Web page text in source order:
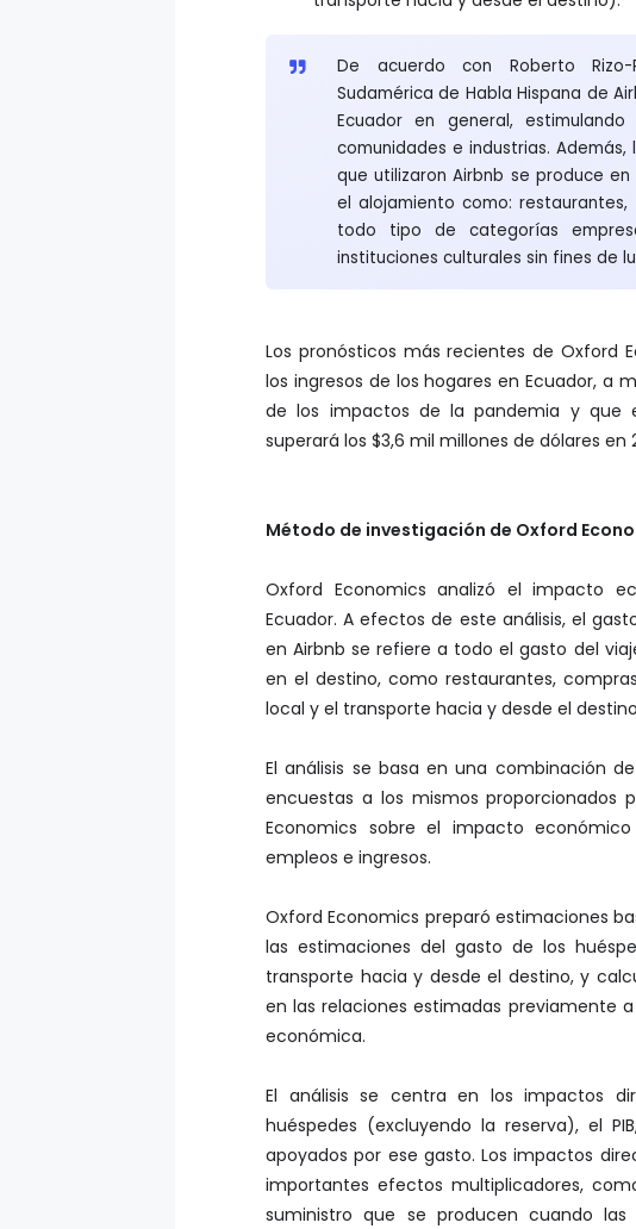
De acuerdo con Roberto
Sudamérica de Habla Hispana de
Ecuador en general,
comunidades e industrias.
que utilizaron Airbnb se produce
el alojamiento como:
todo tipo de categorías
instituciones culturales sin fines de
Los pronósticos más recientes de Oxford
los ingresos de los hogares en Ecuador, a
de los impactos de la pandemia y que
superará los $3,6 mil millones de dólares en
Método de investigación de Oxford
Oxford Economics analizó el impacto
Ecuador. A efectos de este análisis, el
en Airbnb se refiere a todo el gasto del
en el destino, como restaurantes,
local y el transporte hacia y desde el
El análisis se basa en una combinación
encuestas a los mismos proporcionados
Economics sobre el impacto
empleos e ingresos.
Oxford Economics preparó estimaciones
las estimaciones del gasto de los
transporte hacia y desde el destino, y
en las relaciones estimadas previamente
económica.
El análisis se centra en los impactos
huéspedes (excluyendo la reserva), el
apoyados por ese gasto. Los impactos
importantes efectos multiplicadores,
suministro que se producen cuando